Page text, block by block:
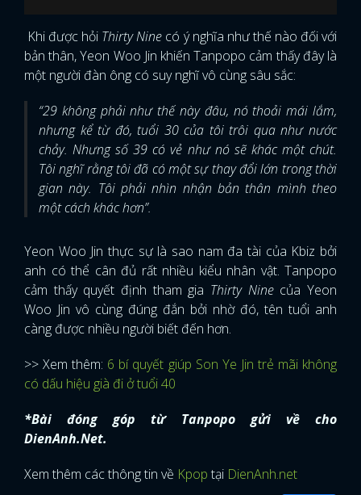
Khi được hỏi Thirty Nine có ý nghĩa như thế nào đối với
bản thân, Yeon Woo Jin khiến Tanpopo cảm thấy đây là
một người đàn ông có suy nghĩ vô cùng sâu sắc:
“29 không phải như thế này đâu, nó thoải mái lắm,
nhưng kể từ đó, tuổi 30 của tôi trôi qua như nước
chảy. Nhưng số 39 có vẻ như nó sẽ khác một chút.
Tôi nghĩ rằng tôi đã có một sự thay đổi lớn trong thời
gian này. Tôi phải nhìn nhận bản thân mình theo
một cách khác hơn”.
Yeon Woo Jin thực sự là sao nam đa tài của Kbiz bởi
anh có thể cân đủ rất nhiều kiểu nhân vật. Tanpopo
cảm thấy quyết định tham gia Thirty Ninecủa Yeon
Woo Jin vô cùng đúng đắn bởi nhờ đó, tên tuổi anh
càng được nhiều người biết đến hơn.
>> Xem thêm: 6 bí quyết giúp Son Ye Jin trẻ mãi không
có dấu hiệu già đi ở tuổi 40
*Bài đóng góp từ Tanpopo gửi về cho
DienAnh.Net.
Xem thêm các thông tin về Kpop tại DienAnh.net